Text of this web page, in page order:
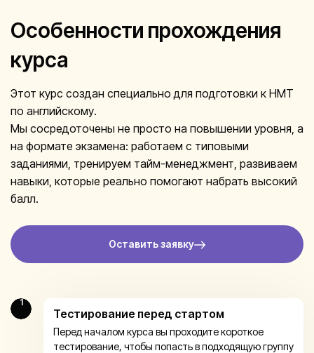
Особенности прохождения
курса
Этот курс создан специально для подготовки к НМТ
по английскому.
Мы сосредоточены не просто на повышении уровня, а
на формате экзамена: работаем с типовыми
заданиями, тренируем тайм-менеджмент, развиваем
навыки, которые реально помогают набрать высокий
балл.
Оставить заявку
1
Тестирование перед стартом
Перед началом курса вы проходите короткое
тестирование, чтобы попасть в подходящую группу